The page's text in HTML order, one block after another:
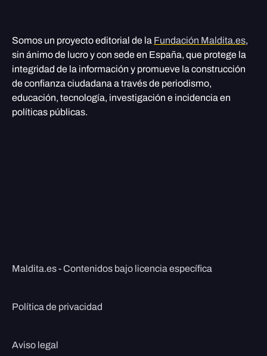
Somos un proyecto editorial de la Fundación Maldita.es,
sin ánimo de lucro y con sede en España, que protege la
integridad de la información y promueve la construcción
de confianza ciudadana a través de periodismo,
educación, tecnología, investigación e incidencia en
políticas públicas.
Maldita.es - Contenidos bajo licencia específica
Política de privacidad
Aviso legal